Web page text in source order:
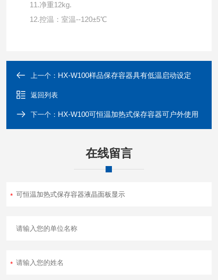
11.净重12kg.
12.控温：室温--120±5℃
上一个： HX-W100样品保存容器具有低温启动设定
返回列表
下一个： HX-W100可恒温加热式保存容器可户外使用
在线留言